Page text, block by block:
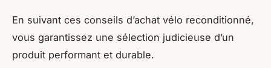
En suivant ces conseils d’achat vélo reconditionné,
vous garantissez une sélection judicieuse d’un
produit performant et durable.